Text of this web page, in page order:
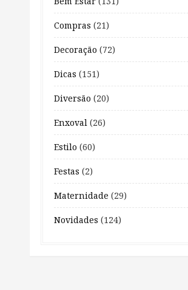
Compras (21)
Decoração (72)
Dicas (151)
Diversão (20)
Enxoval (26)
Estilo (60)
Festas (2)
Maternidade (29)
Novidades (124)